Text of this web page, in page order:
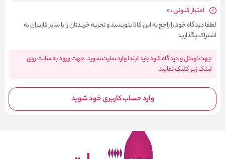
امتیاز کنونی : 0
لطفا دیدگاه خود را راجع به این کالا بنویسید و تجربه خریدتان را با سایر کاربران به
اشتراک بگذارید.
جهت ارسال و دیدگاه خود باید ابتدا وارد سایت شوید. جهت ورود به سایت روی
لینک زیر کلیک نمایید.
وارد حساب کاربری خود شوید